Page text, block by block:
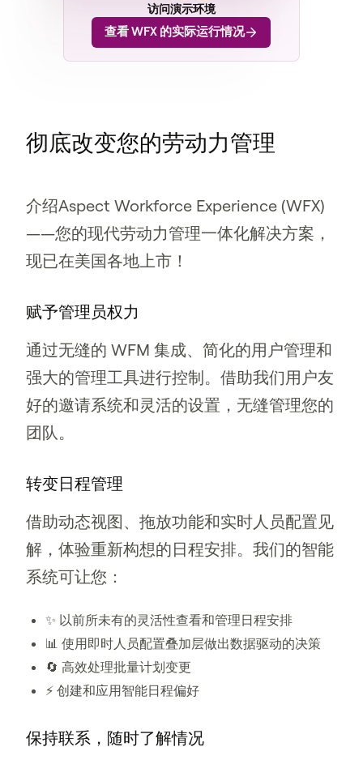
访问演示环境
查看 WFX 的实际运行情况
彻底改变您的劳动力管理
介绍Aspect Workforce Experience (WFX)
——您的现代劳动力管理一体化解决方案，
现已在美国各地上市！
赋予管理员权力
通过无缝的 WFM 集成、简化的用户管理和
强大的管理工具进行控制。借助我们用户友
好的邀请系统和灵活的设置，无缝管理您的
团队。
转变日程管理
借助动态视图、拖放功能和实时人员配置见
解，体验重新构想的日程安排。我们的智能
系统可让您：
✨ 以前所未有的灵活性查看和管理日程安排
📊 使用即时人员配置叠加层做出数据驱动的决策
🔄 高效处理批量计划变更
⚡ 创建和应用智能日程偏好
保持联系，随时了解情况